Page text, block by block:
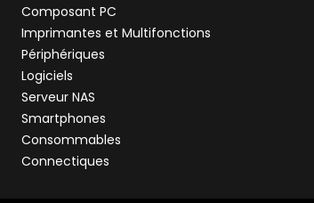
Composant PC
Imprimantes et Multifonctions
Périphériques
Logiciels
Serveur NAS
Smartphones
Consommables
Connectiques